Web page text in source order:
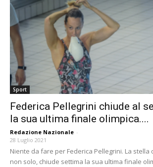
Sport
Federica Pellegrini chiude al
la sua ultima finale olimpica....
Redazione Nazionale -
28 Luglio 2021
Niente da fare per Federica Pellegrini. La stella
non solo, chiude settima la sua ultima finale